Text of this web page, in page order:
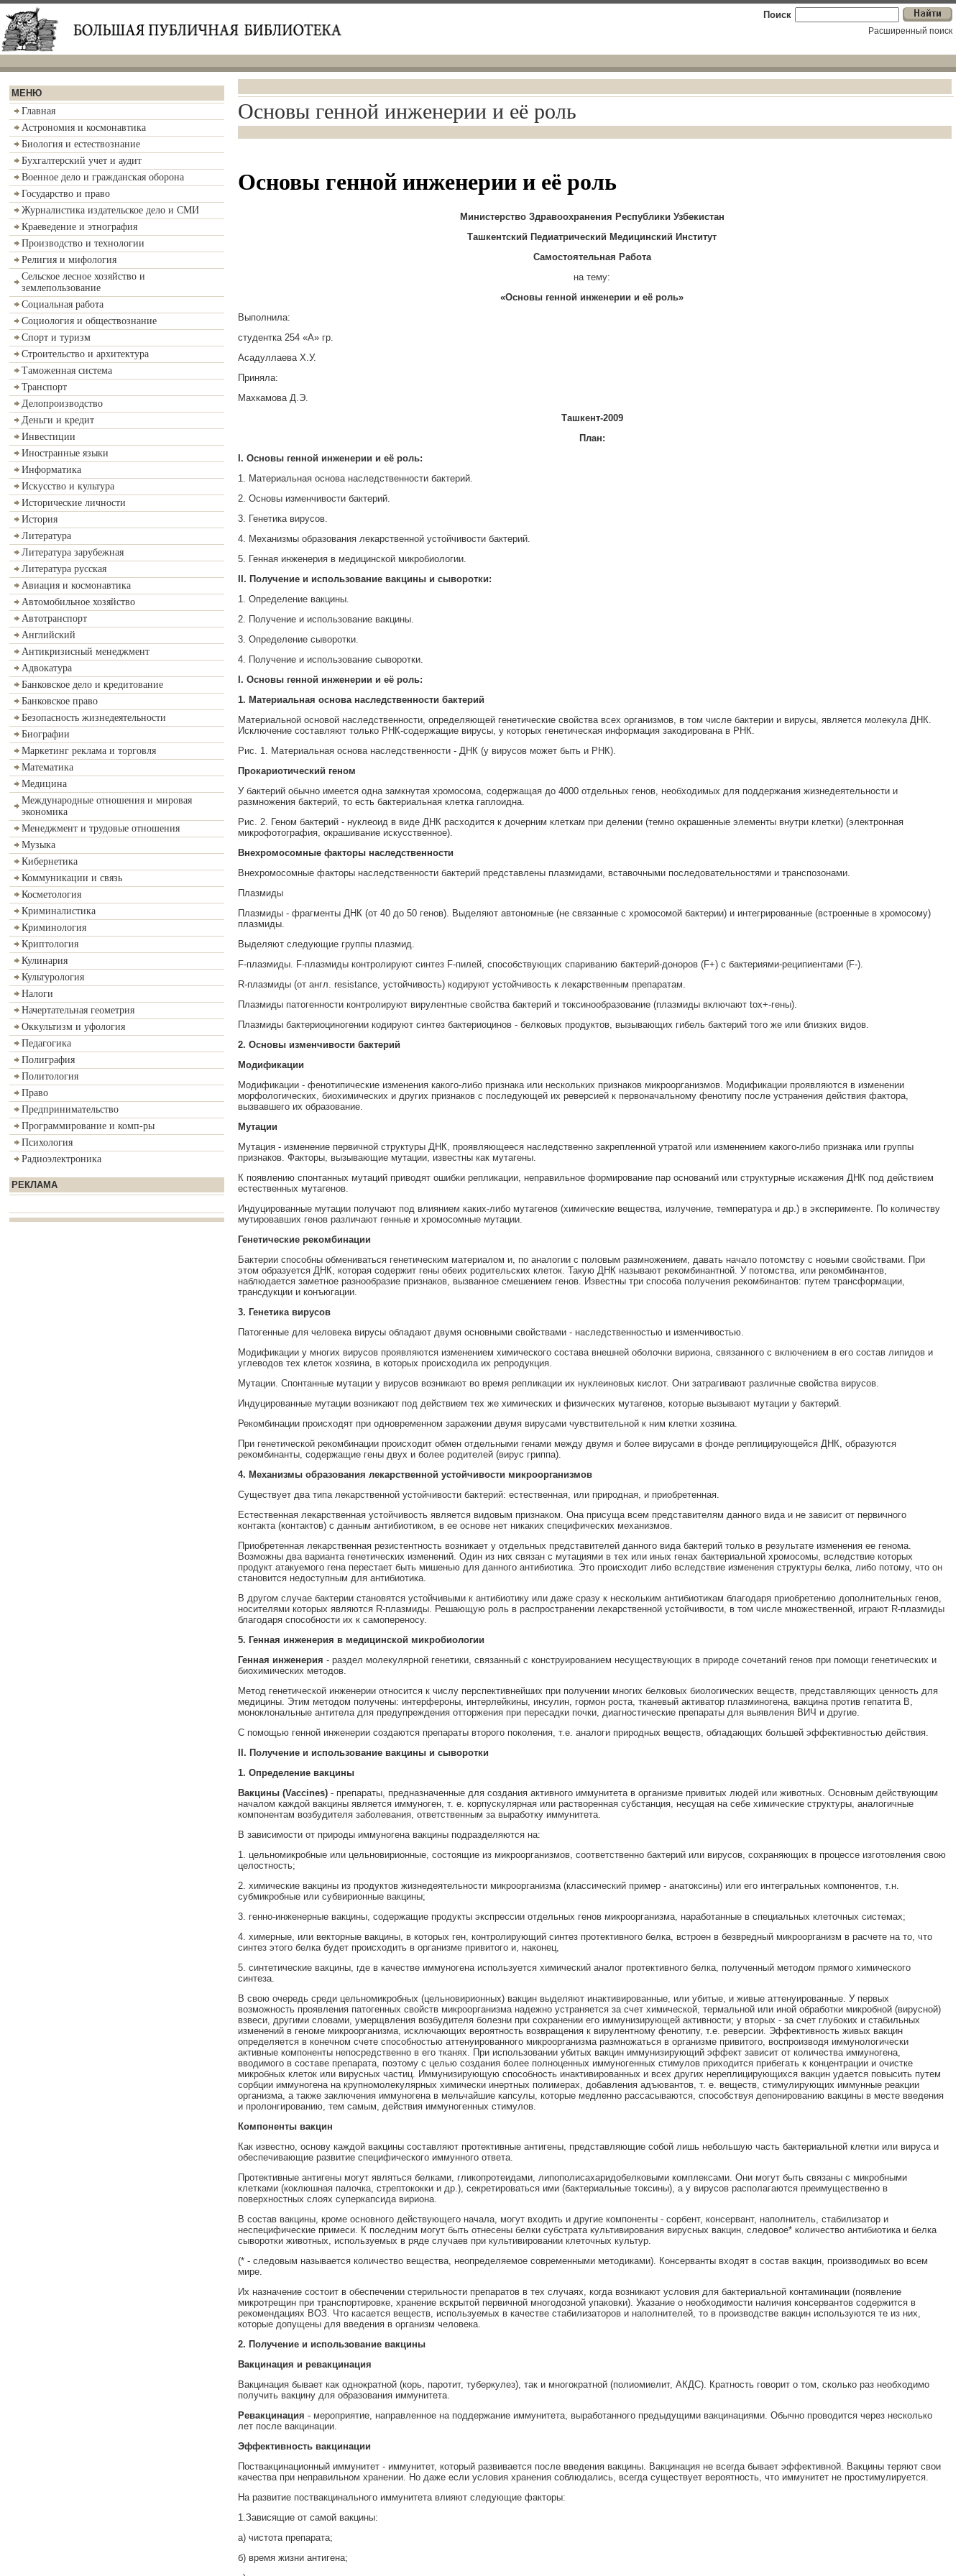
Поиск
Расширенный поиск
МЕНЮ
Главная
Астрономия и космонавтика
Биология и естествознание
Бухгалтерский учет и аудит
Военное дело и гражданская оборона
Государство и право
Журналистика издательское дело и СМИ
Краеведение и этнография
Производство и технологии
Религия и мифология
Сельское лесное хозяйство и
землепользование
Социальная работа
Социология и обществознание
Спорт и туризм
Строительство и архитектура
Таможенная система
Транспорт
Делопроизводство
Деньги и кредит
Инвестиции
Иностранные языки
Информатика
Искусство и культура
Исторические личности
История
Литература
Литература зарубежная
Литература русская
Авиация и космонавтика
Автомобильное хозяйство
Автотранспорт
Английский
Антикризисный менеджмент
Адвокатура
Банковское дело и кредитование
Банковское право
Безопасность жизнедеятельности
Биографии
Маркетинг реклама и торговля
Математика
Медицина
Международные отношения и мировая
экономика
Менеджмент и трудовые отношения
Музыка
Кибернетика
Коммуникации и связь
Косметология
Криминалистика
Криминология
Криптология
Кулинария
Культурология
Налоги
Начертательная геометрия
Оккультизм и уфология
Педагогика
Полиграфия
Политология
Право
Предпринимательство
Программирование и комп-ры
Психология
Радиоэлектроника
РЕКЛАМА
Основы генной инженерии и её роль
Основы генной инженерии и её роль
Министерство Здравоохранения Республики Узбекистан
Ташкентский Педиатрический Медицинский Институт
Самостоятельная Работа
на тему:
«Основы генной инженерии и её роль»
Выполнила:
студентка 254 «А» гр.
Асадуллаева Х.У.
Приняла:
Махкамова Д.Э.
Ташкент-2009
План:
I. Основы генной инженерии и её роль:
1. Материальная основа наследственности бактерий.
2. Основы изменчивости бактерий.
3. Генетика вирусов.
4. Механизмы образования лекарственной устойчивости бактерий.
5. Генная инженерия в медицинской микробиологии.
II. Получение и использование вакцины и сыворотки:
1. Определение вакцины.
2. Получение и использование вакцины.
3. Определение сыворотки.
4. Получение и использование сыворотки.
. Основы генной инженерии и её роль:
1. Материальная основа наследственности бактерий
Материальной основой наследственности, определяющей генетические свойства всех организмов, в том числе бактерии и вирусы, является молекула ДНК.
Исключение составляют только РНК-содержащие вирусы, у которых генетическая информация закодирована в РНК.
Рис. 1.
Материальная основа наследственности - ДНК (у вирусов может быть и РНК).
Прокариотический геном
У бактерий обычно имеется одна замкнутая хромосома, содержащая до 4000 отдельных генов, необходимых для поддержания жизнедеятельности и
размножения бактерий, то есть бактериальная клетка гаплоидна.
Рис. 2. Геном бактерий - нуклеоид в виде ДНК расходится к дочерним клеткам при делении (темно окрашенные элементы внутри клетки) (электронная
микрофотография, окрашивание искусственное).
Внехромосомные факторы наследственности
Внехромосомные факторы наследственности бактерий представлены плазмидами, вставочными последовательностями и транспозонами.
Плазмиды
Плазмиды - фрагменты ДНК (от 40 до 50 генов). Выделяют автономные (не связанные с хромосомой бактерии) и интегрированные (встроенные в хромосому)
плазмиды.
Выделяют следующие группы плазмид.
F-плазмиды. F-плазмиды контролируют синтез F-пилей, способствующих спариванию бактерий-доноров (F+) c бактериями-реципиентами (F-).
R-плазмиды (от англ. resistance, устойчивость) кодируют устойчивость к лекарственным препаратам.
Плазмиды патогенности контролируют вирулентные свойства бактерий и токсинообразование (плазмиды включают tox+-гены).
Плазмиды бактериоциногении кодируют синтез бактериоцинов - белковых продуктов, вызывающих гибель бактерий того же или близких видов.
2. Основы изменчивости бактерий
Модификации
Модификации - фенотипические изменения какого-либо признака или нескольких признаков микроорганизмов. Модификации проявляются в изменении
морфологических, биохимических и других признаков с последующей их реверсией к первоначальному фенотипу после устранения действия фактора,
вызвавшего их образование.
Мутации
Мутация - изменение первичной структуры ДНК, проявляющееся наследственно закрепленной утратой или изменением какого-либо признака или группы
признаков. Факторы, вызывающие мутации, известны как мутагены.
К появлению спонтанных мутаций приводят ошибки репликации, неправильное формирование пар оснований или структурные искажения ДНК под действием
естественных мутагенов.
Индуцированные мутации получают под влиянием каких-либо мутагенов (химические вещества, излучение, температура и др.) в эксперименте. По количеству
мутировавших генов различают генные и хромосомные мутации.
Генетические рекомбинации
Бактерии способны обмениваться генетическим материалом и, по аналогии с половым размножением, давать начало потомству с новыми свойствами. При
этом образуется ДНК, которая содержит гены обеих родительских клеток. Такую ДНК называют рекомбинантной. У потомства, или рекомбинантов,
наблюдается заметное разнообразие признаков, вызванное смешением генов. Известны три способа получения рекомбинантов: путем трансформации,
трансдукции и конъюгации.
3. Генетика вирусов
Патогенные для человека вирусы обладают двумя основными свойствами - наследственностью и изменчивостью.
Модификации у многих вирусов проявляются изменением химического состава внешней оболочки вириона, связанного с включением в его состав липидов и
углеводов тех клеток хозяина, в которых происходила их репродукция.
Мутации. Спонтанные мутации у вирусов возникают во время репликации их нуклеиновых кислот. Они затрагивают различные свойства вирусов.
Индуцированные мутации возникают под действием тех же химических и физических мутагенов, которые вызывают мутации у бактерий.
Рекомбинации происходят при одновременном заражении двумя вирусами чувствительной к ним клетки хозяина.
При генетической рекомбинации происходит обмен отдельными генами между двумя и более вирусами в фонде реплицирующейся ДНК, образуются
рекомбинанты, содержащие гены двух и более родителей (вирус гриппа).
4. Механизмы образования лекарственной устойчивости микроорганизмов
Существует два типа лекарственной устойчивости бактерий: естественная, или природная, и приобретенная.
Естественная лекарственная устойчивость является видовым признаком. Она присуща всем представителям данного вида и не зависит от первичного
контакта (контактов) с данным антибиотиком, в ее основе нет никаких специфических механизмов.
Приобретенная лекарственная резистентность возникает у отдельных представителей данного вида бактерий только в результате изменения ее генома.
Возможны два варианта генетических изменений. Один из них связан с мутациями в тех или иных генах бактериальной хромосомы, вследствие которых
продукт атакуемого гена перестает быть мишенью для данного антибиотика. Это происходит либо вследствие изменения структуры белка, либо потому, что он
становится недоступным для антибиотика.
В другом случае бактерии становятся устойчивыми к антибиотику или даже сразу к нескольким антибиотикам благодаря приобретению дополнительных генов,
носителями которых являются R-плазмиды. Решающую роль в распространении лекарственной устойчивости, в том числе множественной, играют R-плазмиды
благодаря способности их к самопереносу.
5. Генная инженерия в медицинской микробиологии
Генная инженерия - раздел молекулярной генетики, связанный с конструированием несуществующих в природе сочетаний генов при помощи генетических и
биохимических методов.
Метод генетической инженерии относится к числу перспективнейших при получении многих белковых биологических веществ, представляющих ценность для
медицины. Этим методом получены: интерфероны, интерлейкины, инсулин, гормон роста, тканевый активатор плазминогена, вакцина против гепатита В,
моноклональные антитела для предупреждения отторжения при пересадки почки, диагностические препараты для выявления ВИЧ и другие.
С помощью генной инженерии создаются препараты второго поколения, т.е. аналоги природных веществ, обладающих большей эффективностью действия.
. Получение и использование вакцины и сыворотки
1. Определение вакцины
Вакцины (Vaccines) - препараты, предназначенные для создания активного иммунитета в организме привитых людей или животных. Основным действующим
началом каждой вакцины является иммуноген, т. е. корпускулярная или растворенная субстанция, несущая на себе химические структуры, аналогичные
компонентам возбудителя заболевания, ответственным за выработку иммунитета.
В зависимости от природы иммуногена вакцины подразделяются на:
1. цельномикробные или цельновирионные, состоящие из микроорганизмов, соответственно бактерий или вирусов, сохраняющих в процессе изготовления свою
целостность;
2. химические вакцины из продуктов жизнедеятельности микроорганизма (классический пример - анатоксины) или его интегральных компонентов, т.н.
субмикробные или субвирионные вакцины;
3. генно-инженерные вакцины, содержащие продукты экспрессии отдельных генов микроорганизма, наработанные в специальных клеточных системах;
4. химерные, или векторные вакцины, в которых ген, контролирующий синтез протективного белка, встроен в безвредный микроорганизм в расчете на то, что
синтез этого белка будет происходить в организме привитого и, наконец,
5. синтетические вакцины, где в качестве иммуногена используется химический аналог протективного белка, полученный методом прямого химического
синтеза.
В свою очередь среди цельномикробных (цельновирионных) вакцин выделяют инактивированные, или убитые, и живые аттенуированные. У первых
возможность проявления патогенных свойств микроорганизма надежно устраняется за счет химической, термальной или иной обработки микробной (вирусной)
взвеси, другими словами, умерщвления возбудителя болезни при сохранении его иммунизирующей активности; у вторых - за счет глубоких и стабильных
изменений в геноме микроорганизма, исключающих вероятность возвращения к вирулентному фенотипу, т.е. реверсии. Эффективность живых вакцин
определяется в конечном счете способностью аттенуированного микроорганизма размножаться в организме привитого, воспроизводя иммунологически
активные компоненты непосредственно в его тканях. При использовании убитых вакцин иммунизирующий эффект зависит от количества иммуногена,
вводимого в составе препарата, поэтому с целью создания более полноценных иммуногенных стимулов приходится прибегать к концентрации и очистке
микробных клеток или вирусных частиц. Иммунизирующую способность инактивированных и всех других нереплицирующихся вакцин удается повысить путем
сорбции иммуногена на крупномолекулярных химически инертных полимерах, добавления адъювантов, т. е. веществ, стимулирующих иммунные реакции
организма, а также заключения иммуногена в мельчайшие капсулы, которые медленно рассасываются, способствуя депонированию вакцины в месте введения
и пролонгированию, тем самым, действия иммуногенных стимулов.
Компоненты вакцин
Как известно, основу каждой вакцины составляют протективные антигены, представляющие собой лишь небольшую часть бактериальной клетки или вируса и
обеспечивающие развитие специфического иммунного ответа.
Протективные антигены могут являться белками, гликопротеидами, липополисахаридобелковыми комплексами. Они могут быть связаны с микробными
клетками (коклюшная палочка, стрептококки и др.), секретироваться ими (бактериальные токсины), а у вирусов располагаются преимущественно в
поверхностных слоях суперкапсида вириона.
В состав вакцины, кроме основного действующего начала, могут входить и другие компоненты - сорбент, консервант, наполнитель, стабилизатор и
неспецифические примеси. К последним могут быть отнесены белки субстрата культивирования вирусных вакцин, следовое* количество антибиотика и белка
сыворотки животных, используемых в ряде случаев при культивировании клеточных культур.
(* - следовым называется количество вещества, неопределяемое современными методиками). Консерванты входят в состав вакцин, производимых во всем
мире.
Их назначение состоит в обеспечении стерильности препаратов в тех случаях, когда возникают условия для бактериальной контаминации (появление
микротрещин при транспортировке, хранение вскрытой первичной многодозной упаковки). Указание о необходимости наличия консервантов содержится в
рекомендациях ВОЗ. Что касается веществ, используемых в качестве стабилизаторов и наполнителей, то в производстве вакцин используются те из них,
которые допущены для введения в организм человека.
2. Получение и использование вакцины
Вакцинация и ревакцинация
Вакцинация бывает как однократной (корь, паротит, туберкулез), так и многократной (полиомиелит, АКДС). Кратность говорит о том, сколько раз необходимо
получить вакцину для образования иммунитета.
Ревакцинация - мероприятие, направленное на поддержание иммунитета, выработанного предыдущими вакцинациями. Обычно проводится через несколько
лет после вакцинации.
Эффективность вакцинации
Поствакцинационный иммунитет - иммунитет, который развивается после введения вакцины. Вакцинация не всегда бывает эффективной. Вакцины теряют свои
качества при неправильном хранении. Но даже если условия хранения соблюдались, всегда существует вероятность, что иммунитет не простимулируется.
На развитие поствакцинального иммунитета влияют следующие факторы:
1.Зависящие от самой вакцины:
а) чистота препарата;
б) время жизни антигена;